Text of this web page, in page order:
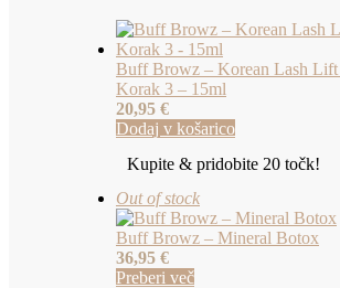
Buff Browz – Korean Lash Lift
Korak 3 – 15ml
20,95 €
Dodaj v košarico
Kupite & pridobite 20 točk!
Out of stock
Buff Browz – Mineral Botox
36,95 €
Preberi več